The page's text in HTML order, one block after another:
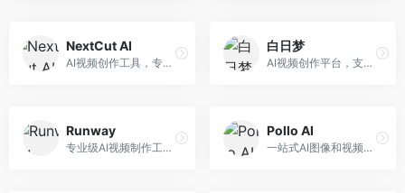
NextCut AI
AI视频创作工具，专注于智能剪辑和视频生成。面向视频创作者，提供智能剪辑、视频生成、特效添加等功能，剪辑效率高，适合快节奏内容生产。
白日梦
AI视频创作平台，支持生成长达50分钟的长视频内容。面向长视频创作者和内容生产者，支持故事视频生成、视频编辑等功能，适合叙事性内容创作。
Runway
专业级AI视频制作工具，支持视频生成与编辑。面向影视制作人和创意工作者，提供文生视频、视频编辑、绿幕抠像等专业功能，视频处理能力强，适合专业创作场景。
Pollo AI
一站式AI图像和视频创作平台，整合多种生成工具。面向内容创作者，提供文生图、文生视频、视频编辑等服务，创作工具全面，一站式体验便捷。